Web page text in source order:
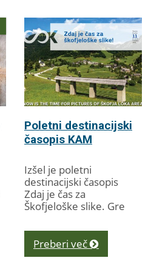
Poletni destinacijski
časopis KAM
Izšel je poletni
destinacijski časopis
Zdaj je čas za
Škofjeloške slike. Gre
turističnim
ponudnikom ter
obiskovalcem in
Preberi več